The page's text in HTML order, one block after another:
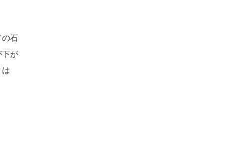
石
下が
は